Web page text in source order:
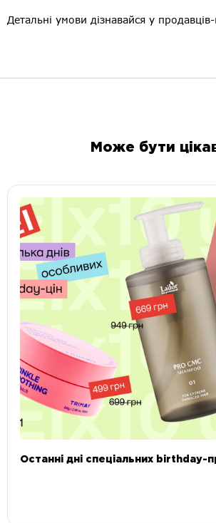
Детальні умови дізнавайся у продавців-
Може бути
Останні дні спеціальних birthday-